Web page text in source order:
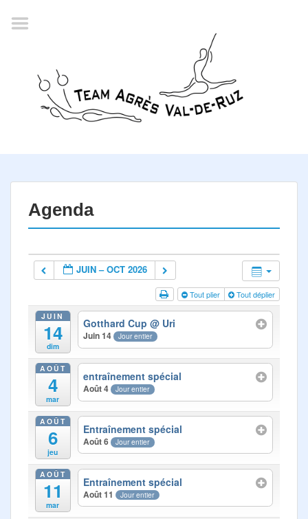
Agenda
JUIN – OCT 2026
Tout plier Tout déplier
JUIN
14
dim
Gotthard Cup@ Uri
Juin 14 Jour entier
AOÛT
4
mar
entraînement spécial
Août 4 Jour entier
AOÛT
6
jeu
Entraînement spécial
Août 6 Jour entier
AOÛT
11
mar
Entraînement spécial
Août 11 Jour entier
Accueil
Championnat romand
2022
La société
Résultats
Inscription
Comité
Photos
Médias
Contact